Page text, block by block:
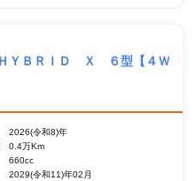
ＹＢＲＩＤ Ｘ ６型【４Ｗ
2026(令和8)年
0.4万Km
660cc
2029(令和11)年02月